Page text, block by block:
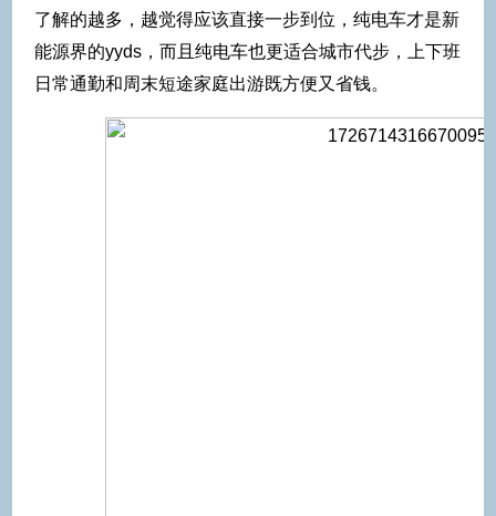
了解的越多，越觉得应该直接一步到位，纯电车才是新
能源界的yyds，而且纯电车也更适合城市代步，上下班
日常通勤和周末短途家庭出游既方便又省钱。